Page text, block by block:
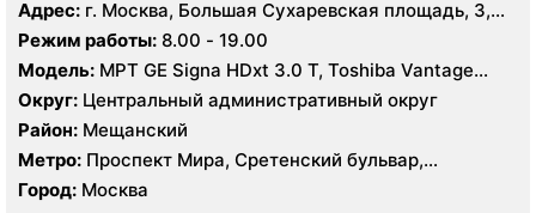
Адрес: г. Москва, Большая Сухаревская площадь, 3,
стр. 1
Режим работы: 8.00 - 19.00
Модель: МРТ GE Signa HDxt 3.0 T, Toshiba Vantage
Titan 1.5 Т, General Electric Signa Profile 0.2 T, КТ
Toshiba Aquilion Prime 160 срезов, УЗИ
Округ: Центральный административный округ
Район: Мещанский
Метро: Проспект Мира, Сретенский бульвар,
Сухаревская
Город: Москва